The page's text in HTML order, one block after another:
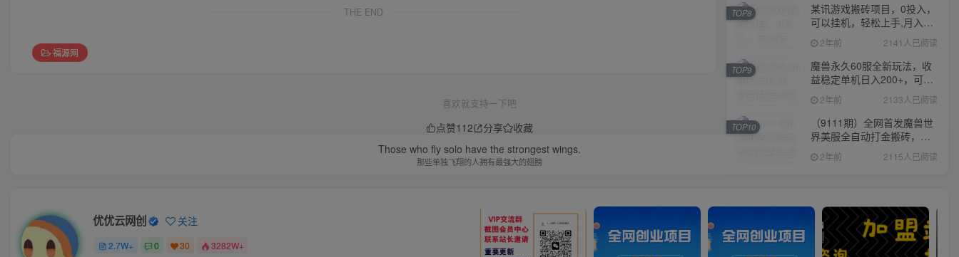
THE END
福源网
喜欢就支持一下吧
点赞112 分享
收藏
Those who fly solo have the strongest wings.
那些单独飞翔的人拥有最强大的翅膀
优优云网创 关注
2.7W+ 0 30 3282W+
某讯游戏搬砖项目，0投入，
可以挂机，轻松上手,月入
3000+上不封顶
2年前 2141人已阅读
TOP8
魔兽永久60服全新玩法，收
益稳定单机日入200+，可以
多开矩阵操作。
2年前 2133人已阅读
TOP9
（9111期）全网首发魔兽世
界美服全自动打金搬砖，日
入1000+，简单好操作，保
姆级教学
2年前 2115人已阅读
TOP10